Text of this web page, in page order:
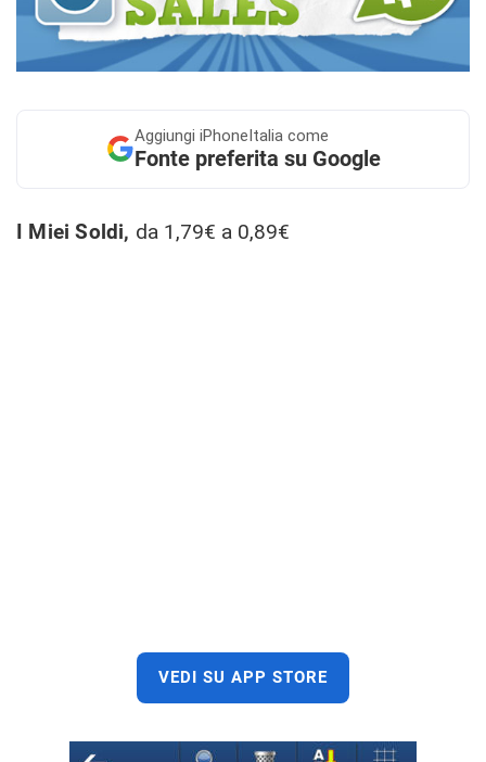
Aggiungi iPhoneItalia come
Fonte preferita su Google
I Miei Soldi, da 1,79€ a 0,89€
VEDI SU APP STORE